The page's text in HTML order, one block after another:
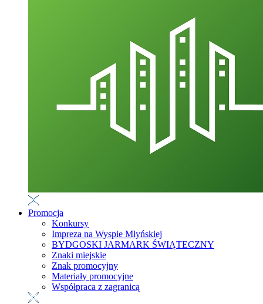
Promocja
Konkursy
Impreza na Wyspie Młyńskiej
BYDGOSKI JARMARK ŚWIĄTECZNY
Znaki miejskie
Znak promocyjny
Materiały promocyjne
Współpraca z zagranicą